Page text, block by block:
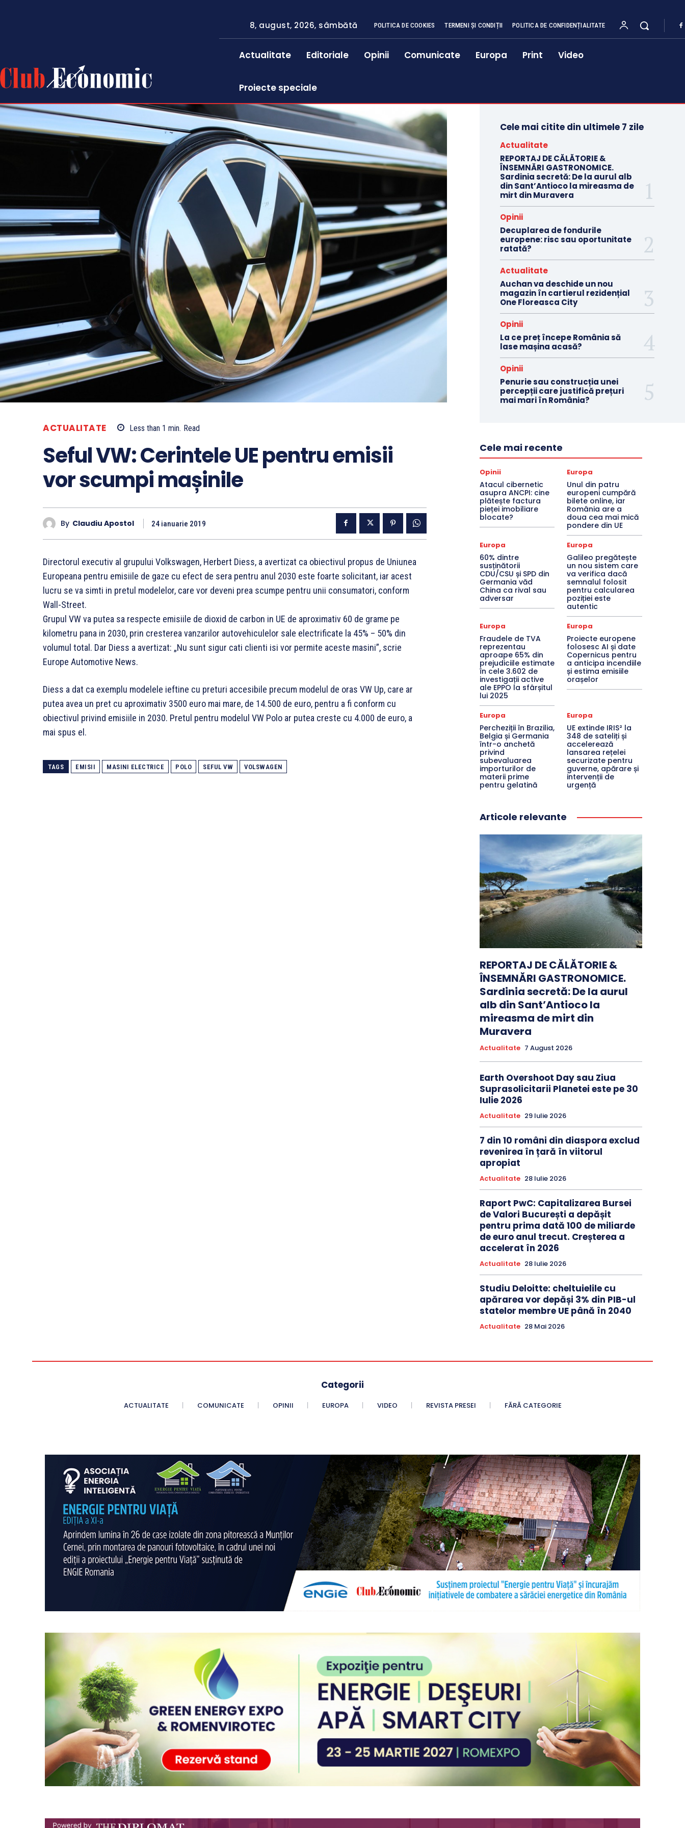
8, august, 2026, sâmbătă POLITICA DE COOKIES TERMENI ȘI CONDIȚII POLITICA DE CONFIDENȚIALITATE
Actualitate Editoriale Opinii Comunicate Europa Print Video
Proiecte speciale
ACTUALITATE Less than 1 min. Read
Seful VW: Cerintele UE pentru emisii
vor scumpi mașinile
By Claudiu Apostol 24 ianuarie 2019
Directorul executiv al grupului Volkswagen, Herbert Diess, a avertizat ca obiectivul propus de Uniunea
Europeana pentru emisiile de gaze cu efect de sera pentru anul 2030 este foarte solicitant, iar acest
lucru se va simti in pretul modelelor, care vor deveni prea scumpe pentru unii consumatori, conform
Wall-Street.
Grupul VW va putea sa respecte emisiile de dioxid de carbon in UE de aproximativ 60 de grame pe
kilometru pana in 2030, prin cresterea vanzarilor autovehiculelor sale electrificate la 45% – 50% din
volumul total. Dar Diess a avertizat: „Nu sunt sigur cati clienti isi vor permite aceste masini”, scrie
Europe Automotive News.
Diess a dat ca exemplu modelele ieftine cu preturi accesibile precum modelul de oras VW Up, care ar
putea avea un pret cu aproximativ 3500 euro mai mare, de 14.500 de euro, pentru a fi conform cu
obiectivul privind emisiile in 2030. Pretul pentru modelul VW Polo ar putea creste cu 4.000 de euro, a
mai spus el.
TAGS EMISII MASINI ELECTRICE POLO SEFUL VW VOLSWAGEN
Cele mai citite din ultimele 7 zile
Actualitate
REPORTAJ DE CĂLĂTORIE &
ÎNSEMNĂRI GASTRONOMICE.
Sardinia secretă: De la aurul alb
din Sant’Antioco la mireasma de
mirt din Muravera
Opinii
Decuplarea de fondurile
europene: risc sau oportunitate
ratată?
Actualitate
Auchan va deschide un nou
magazin în cartierul rezidențial
One Floreasca City
Opinii
La ce preț începe România să
lase mașina acasă?
Opinii
Penurie sau construcția unei
percepții care justifică prețuri
mai mari în România?
Cele mai recente
Opinii
Atacul cibernetic
asupra ANCPI: cine
plătește factura
pieței imobiliare
blocate?
Europa
Unul din patru
europeni cumpără
bilete online, iar
România are a
doua cea mai mică
pondere din UE
Europa
60% dintre
susținătorii
CDU/CSU și SPD din
Germania văd
China ca rival sau
adversar
Europa
Galileo pregătește
un nou sistem care
va verifica dacă
semnalul folosit
pentru calcularea
poziției este
autentic
Europa
Fraudele de TVA
reprezentau
aproape 65% din
prejudiciile estimate
în cele 3.602 de
investigații active
ale EPPO la sfârșitul
lui 2025
Europa
Proiecte europene
folosesc AI și date
Copernicus pentru
a anticipa incendiile
și estima emisiile
orașelor
Europa
Percheziții în Brazilia,
Belgia și Germania
într-o anchetă
privind
subevaluarea
importurilor de
materii prime
pentru gelatină
Europa
UE extinde IRIS² la
348 de sateliți și
accelerează
lansarea rețelei
securizate pentru
guverne, apărare și
intervenții de
urgență
Articole relevante
REPORTAJ DE CĂLĂTORIE &
ÎNSEMNĂRI GASTRONOMICE.
Sardinia secretă: De la aurul
alb din Sant’Antioco la
mireasma de mirt din
Muravera
Actualitate 7 August 2026
Earth Overshoot Day sau Ziua
Suprasolicitarii Planetei este pe 30
Iulie 2026
Actualitate 29 Iulie 2026
7 din 10 români din diaspora exclud
revenirea în țară în viitorul
apropiat
Actualitate 28 Iulie 2026
Raport PwC: Capitalizarea Bursei
de Valori București a depășit
pentru prima dată 100 de miliarde
de euro anul trecut. Creșterea a
accelerat în 2026
Actualitate 28 Iulie 2026
Studiu Deloitte: cheltuielile cu
apărarea vor depăși 3% din PIB-ul
statelor membre UE până în 2040
Actualitate 28 Mai 2026
Categorii
ACTUALITATE COMUNICATE OPINII EUROPA VIDEO REVISTA PRESEI FĂRĂ CATEGORIE